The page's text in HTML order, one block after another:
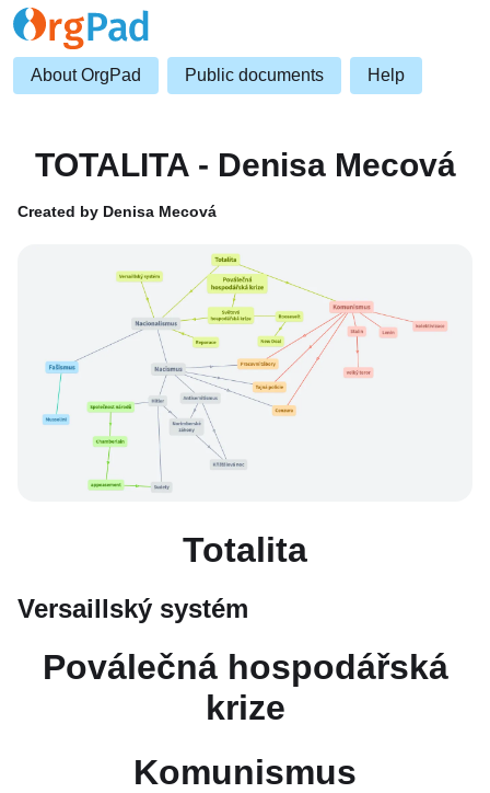
About OrgPad Public documents Help
TOTALITA - Denisa Mecová
Created by Denisa Mecová
Totalita
Versaillský systém
Poválečná hospodářská
krize
Komunismus